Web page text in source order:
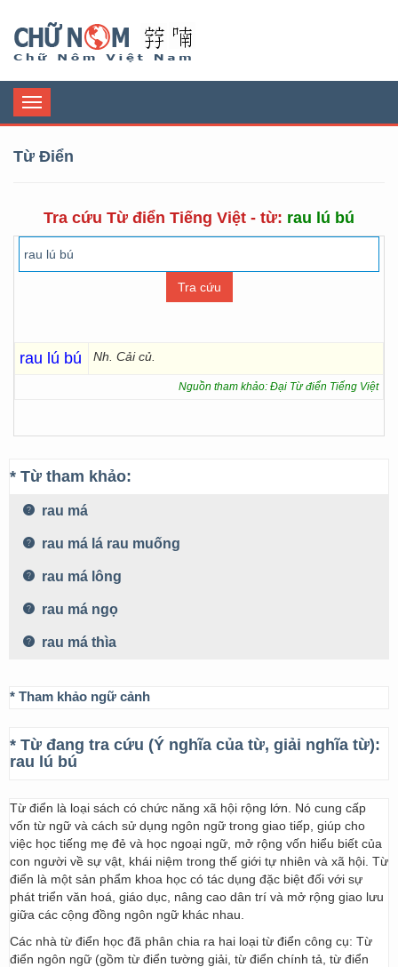
Toggle
navigation
Từ Điển
Tra cứu Từ điển Tiếng Việt - từ: rau lú bú
rau lú bú Nh. Cải củ.
Nguồn tham khảo: Đại Từ điển Tiếng Việt
* Từ tham khảo:
rau má
rau má lá rau muống
rau má lông
rau má ngọ
rau má thìa
* Tham khảo ngữ cảnh
* Từ đang tra cứu (Ý nghĩa của từ, giải nghĩa từ):
rau lú bú
Từ điển là loại sách có chức năng xã hội rộng lớn. Nó cung cấp
vốn từ ngữ và cách sử dụng ngôn ngữ trong giao tiếp, giúp cho
việc học tiếng mẹ đẻ và học ngoại ngữ, mở rộng vốn hiểu biết của
con người về sự vật, khái niệm trong thế giới tự nhiên và xã hội. Từ
điển là một sản phẩm khoa học có tác dụng đặc biệt đối với sự
phát triển văn hoá, giáo dục, nâng cao dân trí và mở rộng giao lưu
giữa các cộng đồng ngôn ngữ khác nhau.
Các nhà từ điển học đã phân chia ra hai loại từ điển công cụ: Từ
điển ngôn ngữ (gồm từ điển tường giải, từ điển chính tả, từ điển